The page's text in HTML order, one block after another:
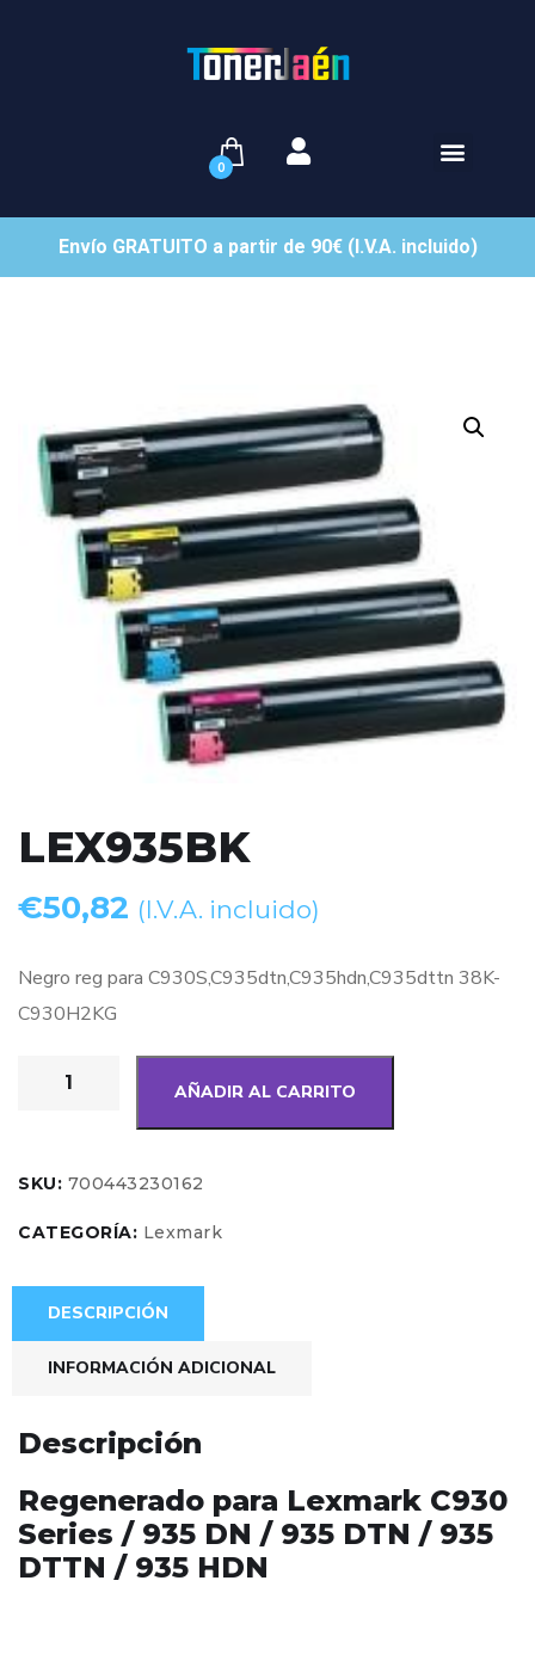
0
Envío GRATUITO a partir de 90€ (I.V.A. incluido)
LEX935BK
€50,82 (I.V.A. incluido)
Negro reg para C930S,C935dtn,C935hdn,C935dttn 38K-
C930H2KG
AÑADIR AL CARRITO
SKU: 700443230162
CATEGORÍA: Lexmark
DESCRIPCIÓN
INFORMACIÓN ADICIONAL
Descripción
Regenerado para Lexmark C930
Series / 935 DN / 935 DTN / 935
DTTN / 935 HDN